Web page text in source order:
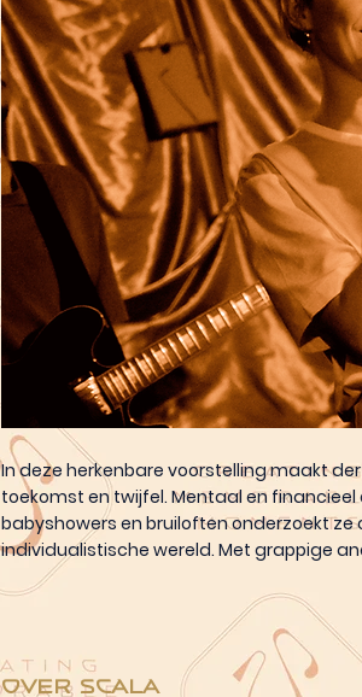
In deze herkenbare voorstelling maakt
toekomst en twijfel. Mentaal en
babyshowers en bruiloften onderzoekt ze
individualistische wereld. Met grappige
Over Scala